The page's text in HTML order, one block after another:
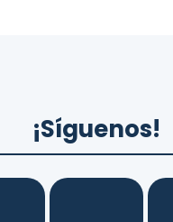
¡Síguenos!